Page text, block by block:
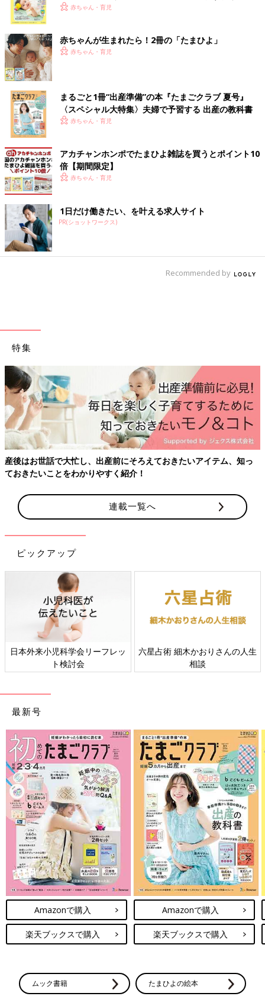
妊娠日数・生後日数に合わせて専門家のアドバイスを毎日お届
け。同じ出産月のママ同士で情報交換したり、励ましあったりで
きる「ルーム」や、写真だけでは伝わらない”できごと”を簡単に
記録できる「成長きろく」も大人気！
ダウンロード（無料）
最新! 初めての育児新百科 (ベネッセ・ムック たまひよブッ
新生児から3歳まで、月齢別に毎日の赤ちゃんの成長の様子とマ
マ＆パパができることを徹底紹介。
毎日のお世話を基本からていねいに解説。
新生児期からのお世話も写真でよくわかる！ 月齢別に、体・心
の成長とかかわりかたを掲載。
ワンオペおふろの手順など、ママ・パパの「困った！」を具体的
なテクで解決。
予防接種や乳幼児健診、事故・けがの予防と対策、病気の受診の
目安などもわかりやすく紹介しています。
切り取って使える、「赤ちゃんの月齢別 発育・発達見通し表」
つき。
Amazonで購入
楽天ブックスで購入
く！ おっぱい・ミルクの基本と夏のトラブル 解決テ
赤ちゃん・育児
赤ちゃんが生まれたら！2冊の「たまひよ」
赤ちゃん・育児
まるごと1冊“出産準備”の本『たまごクラブ 夏号』
〈スペシャル大特集〉夫婦で予習する 出産の教科書
赤ちゃん・育児
アカチャンホンポでたまひよ雑誌を買うとポイント10
倍【期間限定】
赤ちゃん・育児
1日だけ働きたい、を叶える求人サイト
PR(ショットワークス)
Recommended by
特集
産後はお世話で大忙し、出産前にそろえておきたいアイテム、知っ
ておきたいことをわかりやすく紹介！
連載一覧へ
ピックアップ
日本外来小児科学会リーフレッ
ト検討会
六星占術 細木かおりさんの人生
相談
最新号
Amazonで購入
楽天ブックスで購入
Amazonで購入
楽天ブックスで購入
ムック書籍 たまひよの絵本